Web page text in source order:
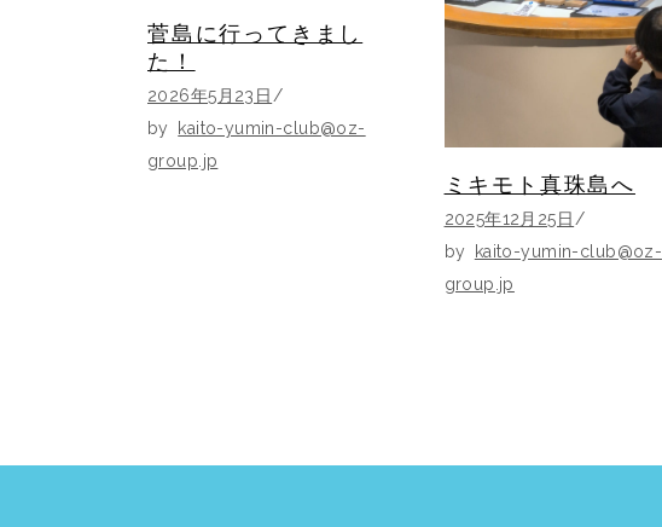
菅島に行ってきまし
た！
2026年5月23日
by
kaito-yumin-club@oz-
group.jp
ミキモト真珠島へ
2025年12月25日
by
kaito-yumin-club@oz-
group.jp